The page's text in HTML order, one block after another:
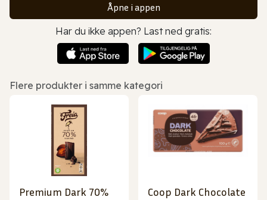
Åpne i appen
Har du ikke appen? Last ned gratis:
Flere produkter i samme kategori
Premium Dark 70%
Coop Dark Chocolate